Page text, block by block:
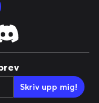
Skriv upp mig!